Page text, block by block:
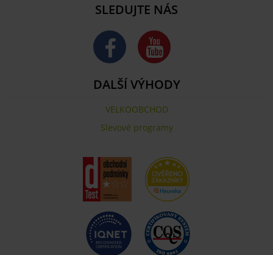
SLEDUJTE NÁS
DALŠÍ VÝHODY
VELKOOBCHOD
Slevové programy